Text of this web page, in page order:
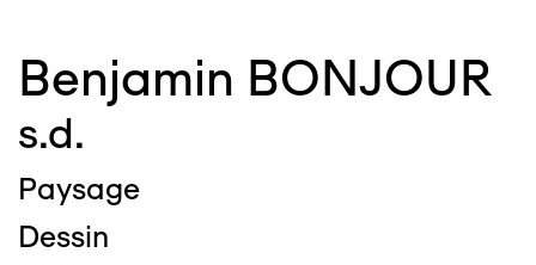
Benjamin BONJOUR
s.d.
Paysage
Dessin